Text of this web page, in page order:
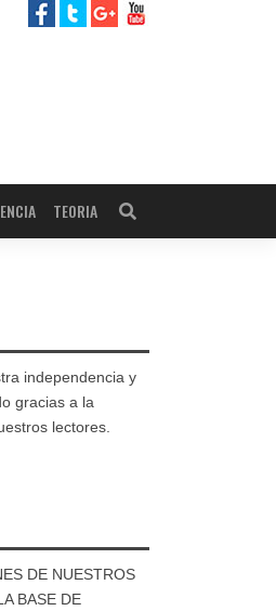
TEORIA
independencia y
gracias a la
lectores.
DE NUESTROS
BASE DE